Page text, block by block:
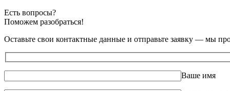
Есть вопросы?
Поможем разобраться!
Оставьте свои контактные данные и отправьте заявку — мы
Ваше имя